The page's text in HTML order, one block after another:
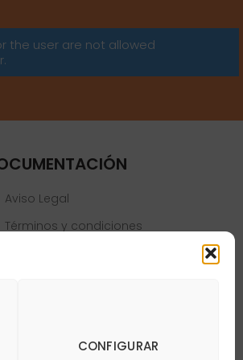
CONFIGURAR
the user are not allowed
Aviso Legal
Términos y condiciones